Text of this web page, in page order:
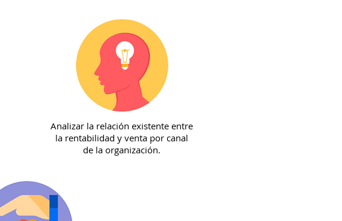
Analizar la relación existente entre
la rentabilidad y venta por canal
de la organización.